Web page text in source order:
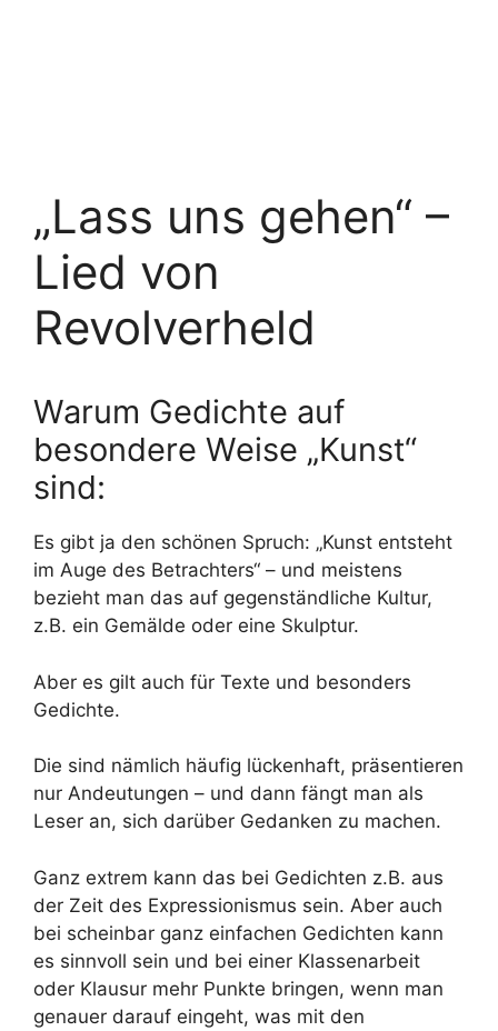
„Lass uns gehen“ –
Lied von
Revolverheld
Warum Gedichte auf
besondere Weise „Kunst“
sind:
Es gibt ja den schönen Spruch: „Kunst entsteht
im Auge des Betrachters“ – und meistens
bezieht man das auf gegenständliche Kultur,
z.B. ein Gemälde oder eine Skulptur.
Aber es gilt auch für Texte und besonders
Gedichte.
Die sind nämlich häufig lückenhaft, präsentieren
nur Andeutungen – und dann fängt man als
Leser an, sich darüber Gedanken zu machen.
Ganz extrem kann das bei Gedichten z.B. aus
der Zeit des Expressionismus sein. Aber auch
bei scheinbar ganz einfachen Gedichten kann
es sinnvoll sein und bei einer Klassenarbeit
oder Klausur mehr Punkte bringen, wenn man
genauer darauf eingeht, was mit den